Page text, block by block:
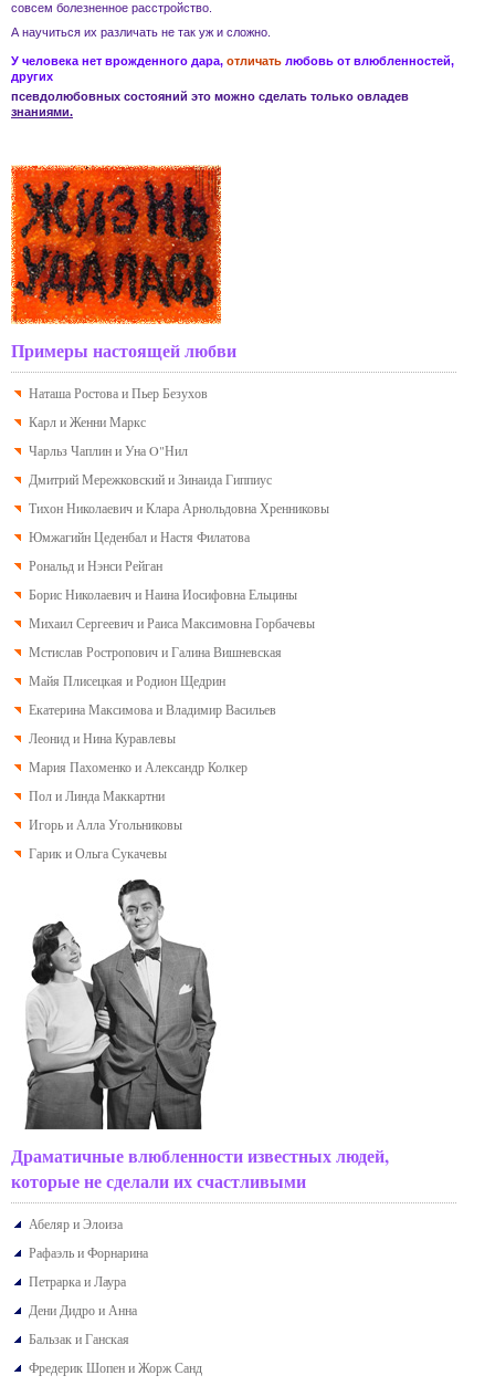
совсем болезненное расстройство
А научиться их различать не так уж и сложно.
У человека нет врожденного дара, отличать любовь от влюбленностей,
других
псевдолюбовных состояний это можно сделать только овладев
знаниями.
Примеры настоящей любви
Наташа Ростова и Пьер Безухов
Карл и Женни Маркс
Чарльз Чаплин и Уна O"Нил
Дмитрий Мережковский и Зинаида Гиппиус
Тихон Николаевич и Клара Арнольдовна Хренниковы
Юмжагийн Цеденбал и Настя Филатова
Рональд и Нэнси Рейган
Борис Николаевич и Наина Иосифовна Ельцины
Михаил Сергеевич и Раиса Максимовна Горбачевы
Мстислав Ростропович и Галина Вишневская
Майя Плисецкая и Родион Щедрин
Екатерина Максимова и Владимир Васильев
Леонид и Нина Куравлевы
Мария Пахоменко и Александр Колкер
Пол и Линда Маккартни
Игорь и Алла Угольниковы
Гарик и Ольга Сукачевы
Драматичные влюбленности известных людей,
которые не сделали их счастливыми
Абеляр и Элоиза
Рафаэль и Форнарина
Петрарка и Лаура
Дени Дидро и Анна
Бальзак и Ганская
Фредерик Шопен и Жорж Санд